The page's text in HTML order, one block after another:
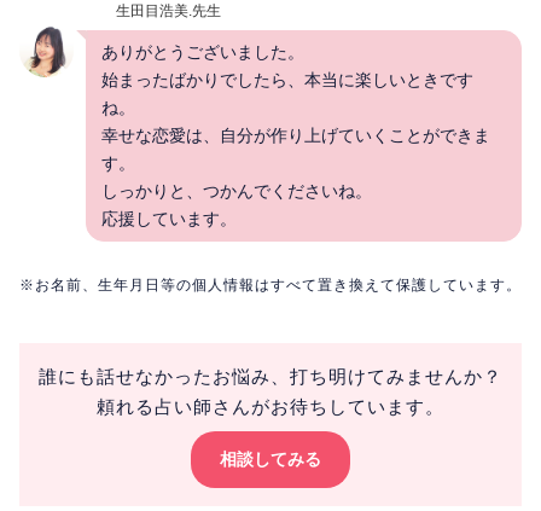
生田目浩美.先生
ありがとうございました。
始まったばかりでしたら、本当に楽しいときです
ね。
幸せな恋愛は、自分が作り上げていくことができま
す。
しっかりと、つかんでくださいね。
応援しています。
※お名前、生年月日等の個人情報はすべて置き換えて保護しています。
誰にも話せなかったお悩み、打ち明けてみませんか？
頼れる占い師さんがお待ちしています。
相談してみる